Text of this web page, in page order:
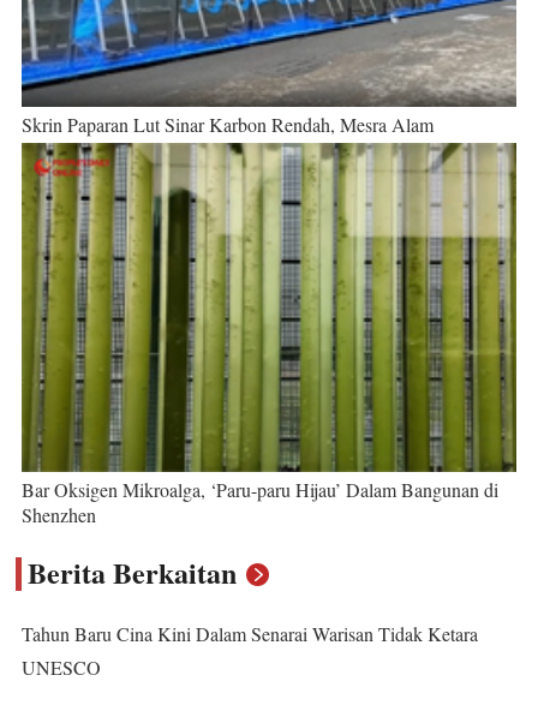
Skrin Paparan Lut Sinar Karbon Rendah, Mesra Alam
Bar Oksigen Mikroalga, ‘Paru-paru Hijau’ Dalam Bangunan di
Shenzhen
Berita Berkaitan
Tahun Baru Cina Kini Dalam Senarai Warisan Tidak Ketara
UNESCO